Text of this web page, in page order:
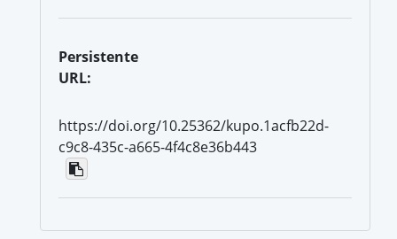
Persistente
URL:
https://doi.org/10.25362/kupo.1acfb22d-
c9c8-435c-a665-4f4c8e36b443